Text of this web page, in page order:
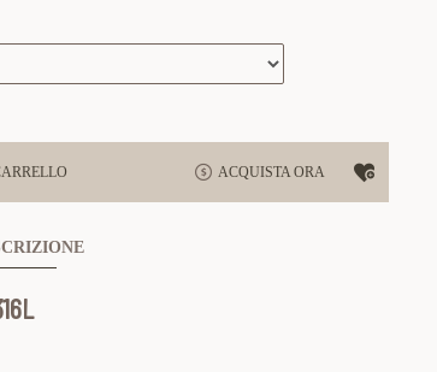
ACQUISTA ORA